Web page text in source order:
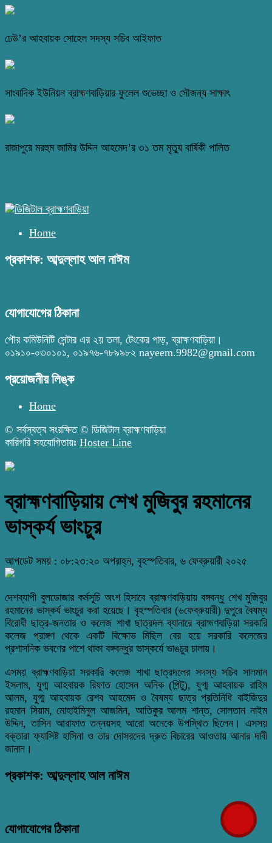
ঢেউ’র আহবায়ক সোহেল সদস্য সচিব আইফাত
সাংবাদিক ইউনিয়ন ব্রাহ্মণবাড়িয়ার ফুলেল শুভেচ্ছা ও সৌজন্য সাক্ষাৎ
রাজাপুরে মরহুম জামির উদ্দিন আহমেদ’র ৩১ তম মৃত্যু বার্ষিকী পালিত
Home
প্রকাশক: আব্দুল্লাহ আল নাঈম
যোগাযোগের ঠিকানা
পৌর কমিউনিটি সেন্টার এর ২য় তলা, টেংকের পাড়, ব্রাহ্মণবাড়িয়া।
০১৯১০-০৩০১০১, ০১৯৭৬-৭৮৯৯৮২ nayeem.9982@gmail.com
প্রয়োজনীয় লিঙ্ক
Home
© সর্বস্বত্ব সংরক্ষিত © ডিজিটাল ব্রাহ্মণবাড়িয়া
কারিগরি সহযোগিতায়ঃ Hoster Line
ব্রাহ্মণবাড়িয়ায় শেখ মুজিবুর রহমানের
ভাস্কর্য ভাংচুর
আপডেট সময় : ০৮:২৩:২০ অপরাহ্ন, বৃহস্পতিবার, ৬ ফেব্রুয়ারী ২০২৫
দেশব্যাপী বুলডোজার কর্মসূচি অংশ হিসাবে ব্রাহ্মণবাড়িয়ায় বঙ্গবন্ধু শেখ মুজিবুর
রহমানের ভাস্কর্য ভাংচুর করা হয়েছে। বৃহস্পতিবার (৬ফেব্রুয়ারী) দুপুরে বৈষম্য
বিরোধী ছাত্র-জনতার ও কলেজ শাখা ছাত্রদল ব্যানারে ব্রাহ্মণবাড়িয়া সরকারি
কলেজ প্রাঙ্গণ থেকে একটি বিক্ষোভ মিছিল বের হয়ে সরকারি কলেজের
প্রশাসনিক ভবণের পাশে থাকা বঙ্গবন্ধুর ভাস্কর্যে ভাঙচুর চালায়।
এসময় ব্রাহ্মণবাড়িয়া সরকারি কলেজ শাখা ছাত্রদলের সদস্য সচিব সালমান
ইসলাম, যুগ্ম আহবায়ক রিফাত হোসেন অনিক (পিন্টু), যুগ্ম আহবায়ক রাহিম
আলম, যুগ্ম আহবায়ক রেশব আহমেদ ও বৈষম্য ছাত্র প্রতিনিধি বাইজিদুর
রহমান সিয়াম, মোহাইমিনুল আজমিন, আতিকুর আলম শান্ত, সোলতান নাইম
উদ্দিন, তাসিন আরাফাত তন্নয়সহ আরো অনেকে উপস্থিত ছিলেন। এসসয়
বক্তারা ফ্যাসিষ্ট হাসিনা ও তার দোসরদের দ্রুত বিচারের আওতায় আনার দাবী
জানান।
প্রকাশক: আব্দুল্লাহ আল নাঈম
যোগাযোগের ঠিকানা